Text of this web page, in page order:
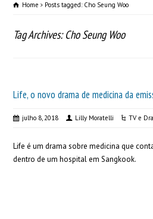
Home Posts tagged: Cho Seung Woo
Tag Archives: Cho Seung Woo
Life, o novo drama de medicina da
julho 8, 2018 Lilly Moratelli TV e
Life é um drama sobre medicina que
dentro de um hospital em Sangkook.